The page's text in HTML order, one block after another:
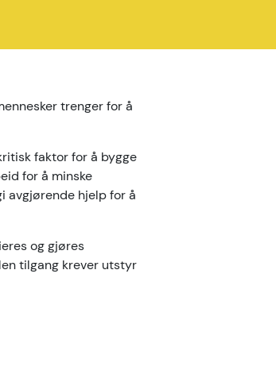
trenger for å
faktor for å bygge
for å minske
avgjørende hjelp for å
og gjøres
tilgang krever utstyr